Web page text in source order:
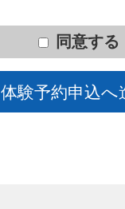
同意する
体験予約申込へ